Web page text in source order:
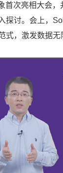
首次亮相大会
探讨。会上，
式，激发数据无